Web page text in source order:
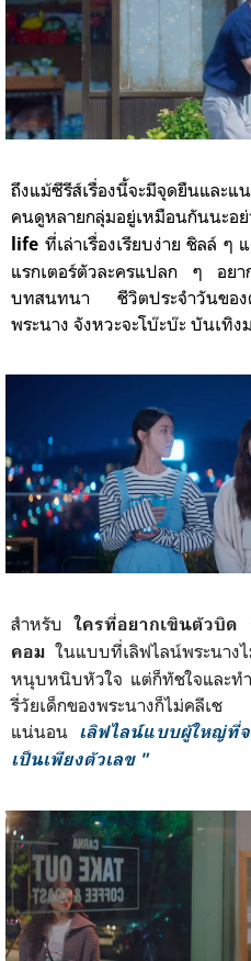
ถึงแม้ซีรีส์เรื่องนี้จะมีจุดยืนและแ
คนดูหลายกลุ่มอยู่เหมือนกันนะ
life ที่เล่าเรื่องเรียบง่าย ชิลล์ ๆ
แรกเตอร์ตัวละครแปลก ๆ อย
บทสนทนา ชีวิตประจำวันของ
พระนาง จังหวะจะโบ๊ะบ๊ะ บันเทิง
สำหรับ ใครที่อยากเขินตัวบิ
คอม ในแบบที่เลิฟไลน์พระนา
หนุบหนิบหัวใจ แต่ก็ทัชใจและท
รี่วัยเด็กของพระนางก็ไม่คลีเ
แน่นอน เลิฟไลน์แบบผู้ใหญ่ที่
เป็นเพียงตัวเลข "